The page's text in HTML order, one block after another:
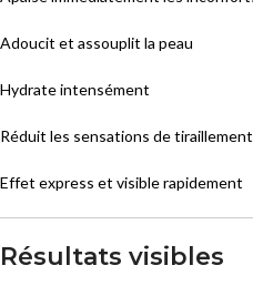
Adoucit et assouplit la peau
Hydrate intensément
Réduit les sensations de tiraillement
Effet express et visible rapidement
Résultats visibles